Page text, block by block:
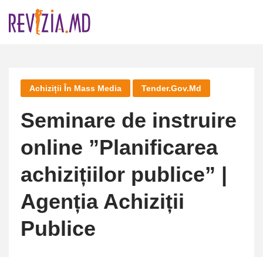
Achiziții În Mass Media Tender.gov.md
Seminare de instruire
online ”Planificarea
achizițiilor publice” |
Agenția Achiziții
Publice